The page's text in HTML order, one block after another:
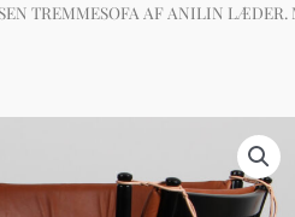
TREMMESOFA AF ANILIN LÆDER.
kunne nogle af